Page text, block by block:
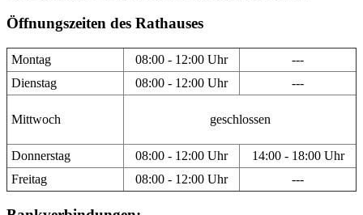
Öffnungszeiten des Rathauses
Montag 08:00 - 12:00 Uhr
---
Dienstag
08:00 - 12:00 Uhr ---
Mittwoch geschlossen
Donnerstag 08:00 - 12:00 Uhr
14:00 - 18:00 Uhr
Freitag
08:00 - 12:00 Uhr ---